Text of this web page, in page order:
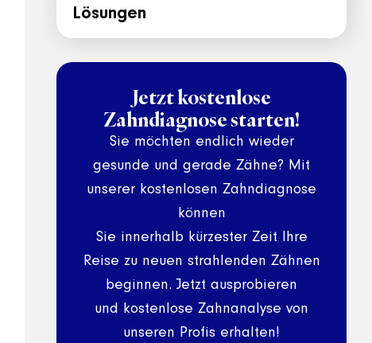
Lösungen
Jetzt kostenlose
Zahndiagnose starten!
Sie möchten endlich wieder
gesunde und gerade Zähne? Mit
unserer kostenlosen Zahndiagnose
können
Sie innerhalb kürzester Zeit Ihre
Reise zu neuen strahlenden Zähnen
beginnen. Jetzt ausprobieren
und kostenlose Zahnanalyse von
unseren Profis erhalten!